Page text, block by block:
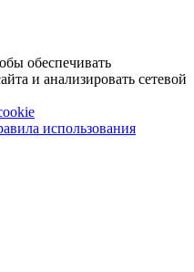
обеспечивать
и анализировать сетевой
использования